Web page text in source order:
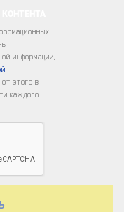
информации,
этого в
каждого